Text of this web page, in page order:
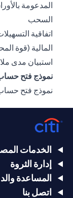
المدعومة
السحب
اتفاقية
المالية (قوة
استبيان مدى
نموذج فتح حساب
نموذج فتح
الخدمات
إدارة الثروة
المساعدة
اتصل بنا